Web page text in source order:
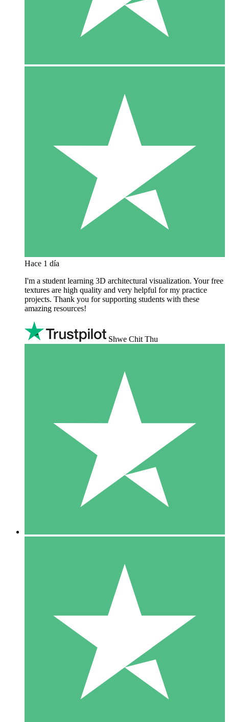
Hace 1 día
I'm a student learning 3D architectural visualization. Your free
textures are high quality and very helpful for my practice
projects. Thank you for supporting students with these
amazing resources!
Shwe Chit Thu